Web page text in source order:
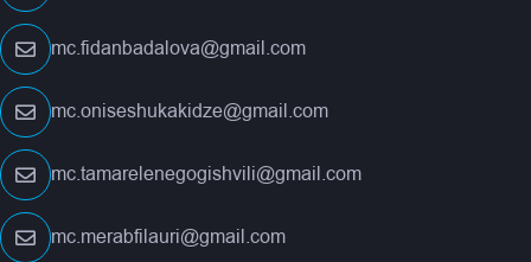
mc.fidanbadalova@gmail.com
mc.oniseshukakidze@gmail.com
mc.tamarelenegogishvili@gmail.com
mc.merabfilauri@gmail.com